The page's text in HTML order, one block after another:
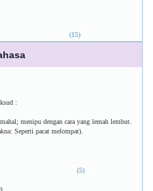
(15)
:
menipu dengan cara yang lemah lembut.
Seperti pacat melompat).
(5)